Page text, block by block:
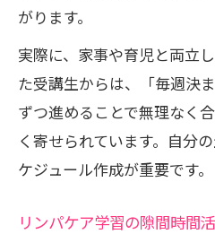
がります。
実際に、家事や育児と両立
た受講生からは、「毎週決
ずつ進めることで無理なく
く寄せられています。自分
ケジュール作成が重要です。
リンパケア学習の隙間時間